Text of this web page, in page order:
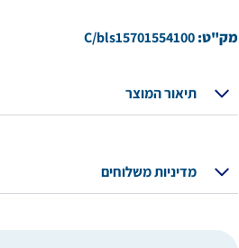
מק"ט:C/bls15701554100
תיאור המוצר
מדיניות משלוחים